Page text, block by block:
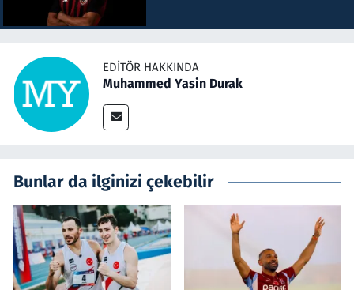
EDITÖR HAKKINDA
Muhammed Yasin Durak
Bunlar da ilginizi çekebilir